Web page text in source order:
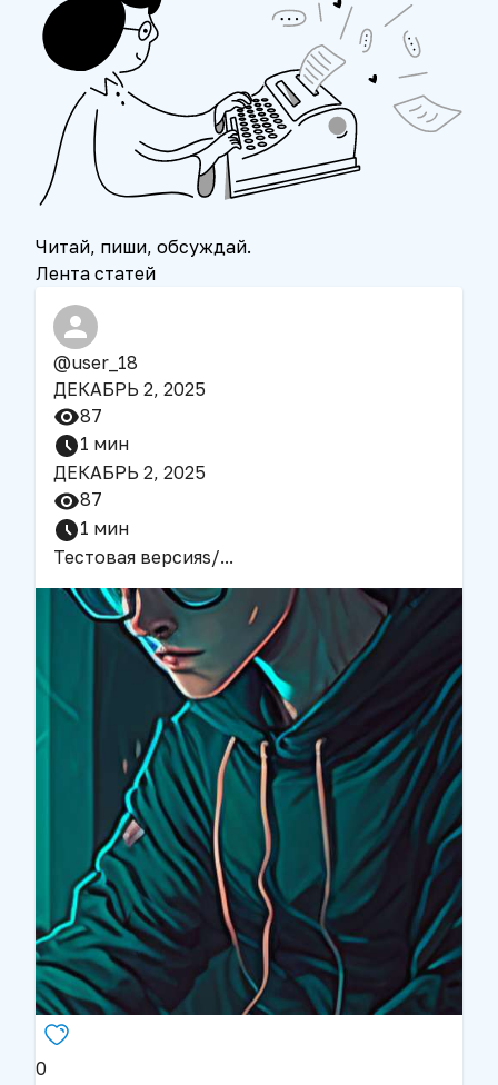
Читай, пиши, обсуждай.
Лента статей
@user_18
ДЕКАБРЬ 2, 2025
87
1 мин
ДЕКАБРЬ 2, 2025
87
1 мин
Тестовая версияs/...
0